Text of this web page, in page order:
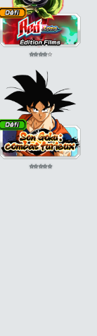
⭐⭐⭐⭐⭐
⭐⭐⭐⭐⭐